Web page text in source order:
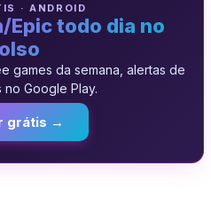
· ANDROID
Epic todo dia no
games da semana, alertas de
no Google Play.
grátis →